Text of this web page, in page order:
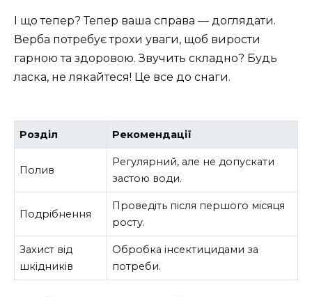
І що тепер? Тепер ваша справа — доглядати.
Верба потребує трохи уваги, щоб вирости
гарною та здоровою. Звучить складно? Будь
ласка, не лякайтеся! Це все до снаги.
Розділ Рекомендації
Полив
Регулярний, але не допускати
застою води.
Подрібнення
Проведіть після першого місяця
росту.
Захист від
шкідників
Обробка інсектицидами за
потреби.